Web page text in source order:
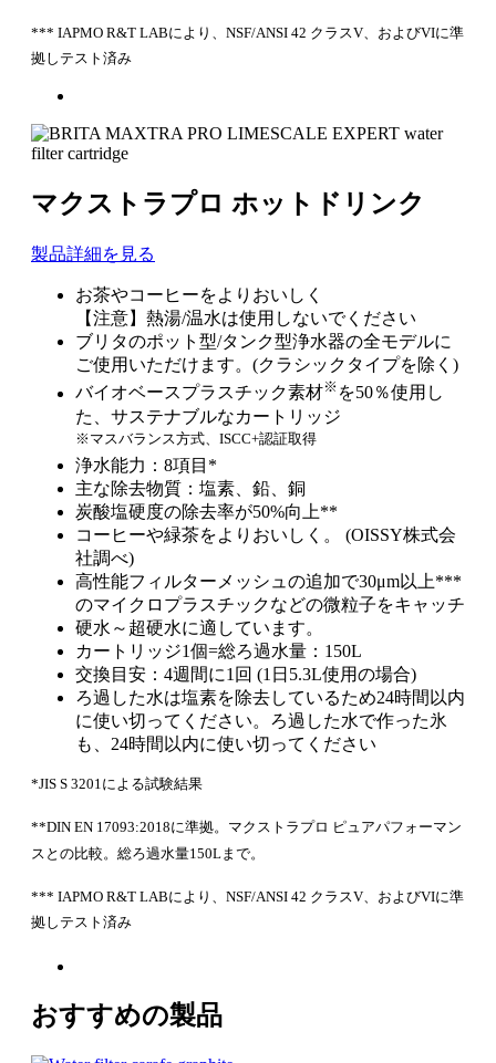
*** IAPMO R&T LABにより、NSF/ANSI 42 クラスV、およびVIに準
拠しテスト済み
マクストラプロ ホットドリンク
製品詳細を見る
お茶やコーヒーをよりおいしく
【注意】熱湯/温水は使用しないでください
ブリタのポット型/タンク型浄水器の全モデルに
ご使用いただけます。(クラシックタイプを除く)
バイオベースプラスチック素材※ を50％使用し
た、サステナブルなカートリッジ
※マスバランス方式、ISCC+認証取得
浄水能力：8項目*
主な除去物質：塩素、鉛、銅
炭酸塩硬度の除去率が50%向上**
コーヒーや緑茶をよりおいしく。 (OISSY株式会
社調べ)
高性能フィルターメッシュの追加で30μm以上***
のマイクロプラスチックなどの微粒子をキャッチ
硬水～超硬水に適しています。
カートリッジ1個=総ろ過水量：150L
交換目安：4週間に1回 (1日5.3L使用の場合)
ろ過した水は塩素を除去しているため24時間以内
に使い切ってください。ろ過した水で作った氷
も、24時間以内に使い切ってください
*JIS S 3201による試験結果
**DIN EN 17093:2018に準拠。マクストラプロ ピュアパフォーマン
スとの比較。総ろ過水量150Lまで。
*** IAPMO R&T LABにより、NSF/ANSI 42 クラスV、およびVIに準
拠しテスト済み
おすすめの製品